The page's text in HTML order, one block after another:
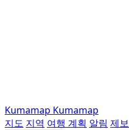
Kumamap Kumamap
지도 지역 여행 계획 알림 제보